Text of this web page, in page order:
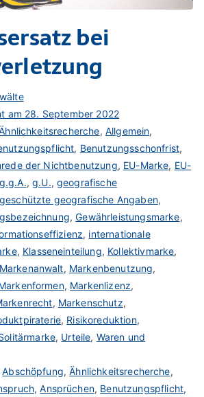
bei
am 28. September 2022
, Allgemein,
, Benutzungsschonfrist,
der Nichtbenutzung, EU-Marke, EU-
g.g.A.,g.U., geografische
geschützte geografische Angaben,
,Gewährleistungsmarke,
, internationale
, Klasseneinteilung, Kollektivmarke,
Markenanwalt, Markenbenutzung,
, Markenlizenz,
, Markenschutz,
, Risikoreduktion,
, Urteile, Waren und
Abschöpfung,Ähnlichkeitsrecherche,
,Ansprüchen, Benutzungspflicht,